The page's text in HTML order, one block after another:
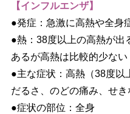
【インフルエンザ】
●発症：急激に高熱や全身
●熱：38度以上の高熱が出
あるが高熱は比較的少ない
●主な症状：高熱（38度以
だるさ、のどの痛み、せき
●症状の部位：全身